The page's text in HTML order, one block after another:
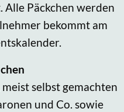
Alle Päckchen werden
bekommt am
selbst gemachten
und Co. sowie